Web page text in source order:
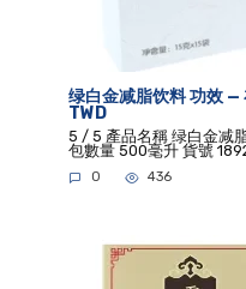
绿白金减脂饮料 功效
TWD
5 / 5 產品名稱 绿白金减
包數量 500毫升 貨號
0 436